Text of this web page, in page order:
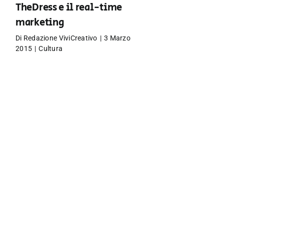
TheDress e il real-time
marketing
Di Redazione ViviCreativo | 3 Marzo
2015 | Cultura